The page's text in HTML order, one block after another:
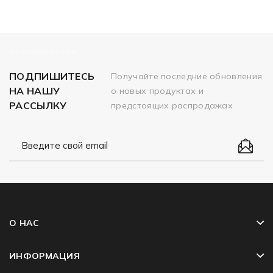
ПОДПИШИТЕСЬ
НА НАШУ
РАССЫЛКУ
Получайте последние обновления
о новых продуктах и
предстоящих распродажах
О НАС
ИНФОРМАЦИЯ